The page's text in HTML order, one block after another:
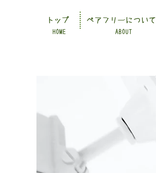
HOME ABOUT
トップ ペアフリーについて